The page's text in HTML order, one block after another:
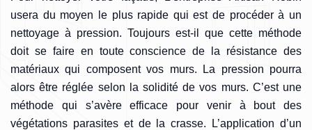
usera du moyen le plus rapide qui est de procéder à un
nettoyage à pression. Toujours est-il que cette méthode
doit se faire en toute conscience de la résistance des
matériaux qui composent vos murs. La pression pourra
alors être réglée selon la solidité de vos murs. C’est une
méthode qui s’avère efficace pour venir à bout des
végétations parasites et de la crasse. L’application d’un